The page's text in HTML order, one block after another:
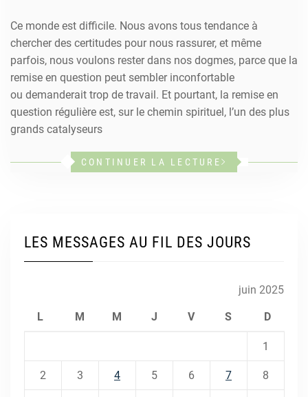
Ce monde est difficile. Nous avons tous tendance à
chercher des certitudes pour nous rassurer, et même
parfois, nous voulons rester dans nos dogmes, parce que la
remise en question peut sembler inconfortable
ou demanderait trop de travail. Et pourtant, la remise en
question régulière est, sur le chemin spirituel, l’un des plus
grands catalyseurs
CONTINUER LA LECTURE
LES MESSAGES AU FIL DES JOURS
juin 2025
L M M J V S D
1
2 3 4 5 6 7 8